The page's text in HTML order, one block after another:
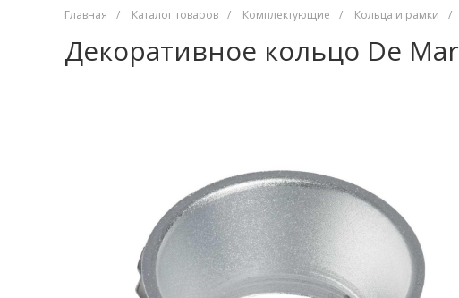
Главная / Каталог товаров / Комплектующие / Кольца и рамки /
Декоративное кольцо De